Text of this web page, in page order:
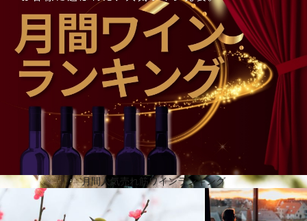
標高75mから250mの丘陵地に位置し、355ヘクタールに広がる8つのエステート葡萄畑、18,000平
方メートルのセラーを所有。2,000平方メートルの貯蔵庫には、600以上の大小の樽が置かれていま
す。温度と湿度は一定に保たれ、ワインの熟成に理想的な環境を提供しています。8つの畑は、カラ
ンキ・アズーリという青い粘土質の岩に囲まれ、特徴的な天候と、穏やかな気候が、厳選されたブ
ドウの栽培に最適な土壌を作り出しています。
月間人気売れ筋ワインランキング